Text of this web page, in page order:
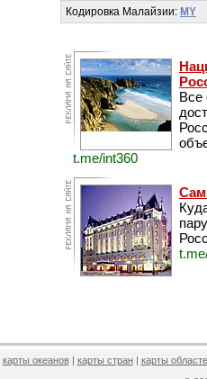
Кодировка Малайзии: MY
Все
t.me/int360
карты океанов| карты стран| карты